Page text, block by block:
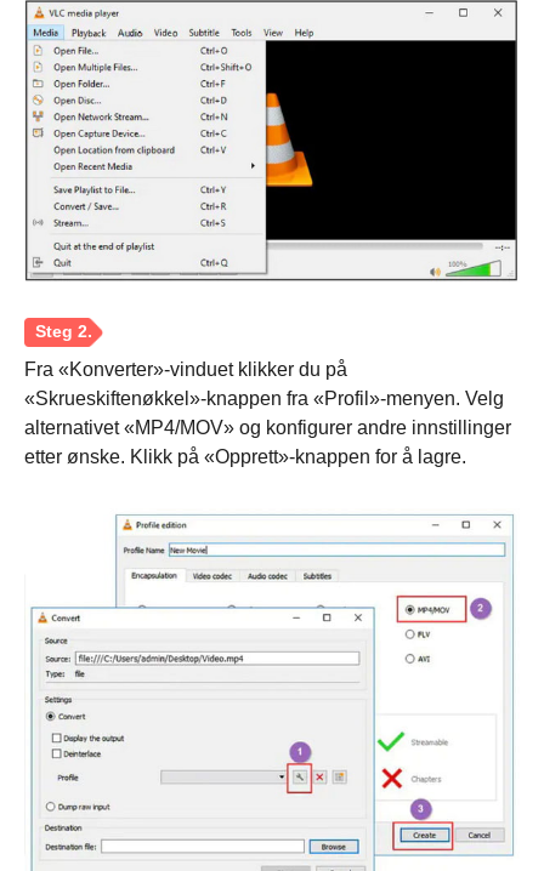
Steg 2.
Fra «Konverter»-vinduet klikker du på
«Skrueskiftenøkkel»-knappen fra «Profil»-menyen. Velg
alternativet «MP4/MOV» og konfigurer andre innstillinger
etter ønske. Klikk på «Opprett»-knappen for å lagre.